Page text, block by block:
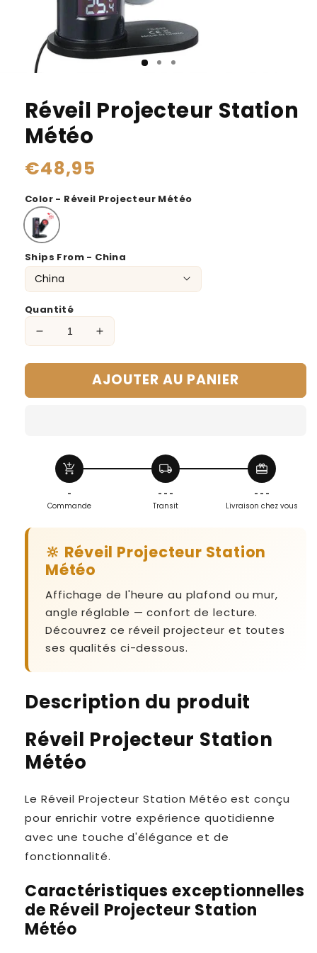
Réveil Projecteur Station
Météo
Prix
€48,95
Color - Réveil Projecteur Météo
Ships From - China
Quantité
Réduire
quantité
Réveil
Augmenter
quantité
de
Réveil
AJOUTER AU PANIER
add_shopping_cart
-
Commande
local_shipping
- - -
Transit
redeem
- - -
Livraison chez vous
🔆 Réveil Projecteur Station
Météo
Affichage de l'heure au plafond ou mur,
angle réglable — confort de lecture.
Découvrez ce réveil projecteur et toutes
ses qualités ci-dessous.
Description du produit
Réveil Projecteur Station
Météo
Le Réveil Projecteur Station Météo est conçu
pour enrichir votre expérience quotidienne
avec une touche d'élégance et de
fonctionnalité.
Caractéristiques exceptionnelles
de Réveil Projecteur Station
Météo